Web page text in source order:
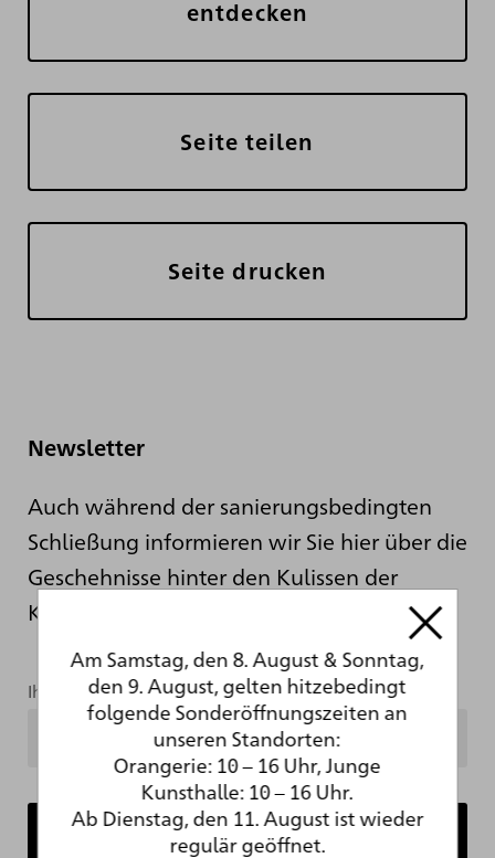
entdecken
Seite teilen
Seite drucken
Newsletter
Auch während der sanierungsbedingten
Schließung informieren wir Sie hier über die
Geschehnisse hinter den Kulissen der
Kunsthalle.
Ihre Mailadresse
Am Samstag, den 8. August & Sonntag,
den 9. August, gelten hitzebedingt
folgende Sonderöffnungszeiten an
unseren Standorten:
Orangerie: 10 – 16 Uhr, Junge
Kunsthalle: 10 – 16 Uhr.
Ab Dienstag, den 11. August ist wieder
regulär geöffnet.